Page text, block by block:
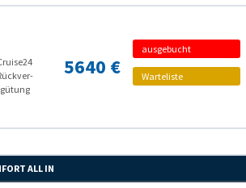
gütung
5640 €
ausgebucht
Warteliste
ALL IN